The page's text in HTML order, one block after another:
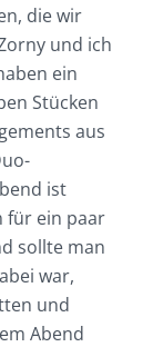
die wir
und ich
ein
Stücken
aus
ist
für ein paar
sollte man
war,
und
Abend